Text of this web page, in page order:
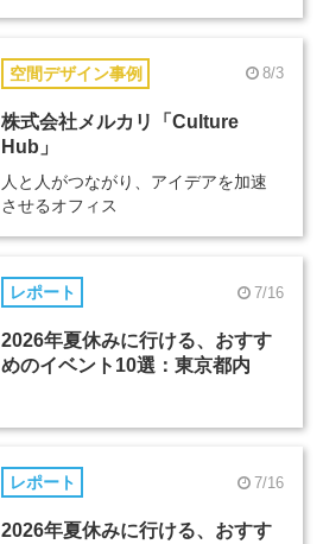
空間デザイン事例 8/3
株式会社メルカリ「Culture
Hub」
人と人がつながり、アイデアを加速
させるオフィス
レポート 7/16
2026年夏休みに行ける、おすす
めのイベント10選：東京都内
レポート 7/16
2026年夏休みに行ける、おすす